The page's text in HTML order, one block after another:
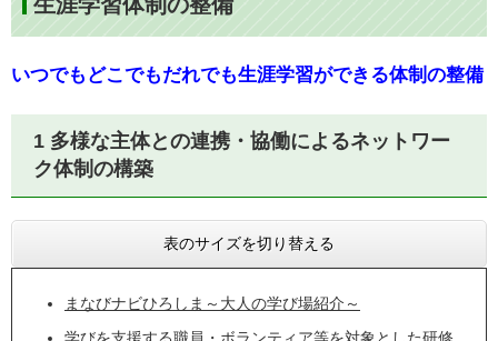
生涯学習体制の整備​
いつでもどこでもだれでも生涯学習ができる体制の整備
1 多様な主体との連携・協働によるネットワー
ク体制の構築​
表のサイズを切り替える
まなびナビひろしま～大人の学び場紹介～